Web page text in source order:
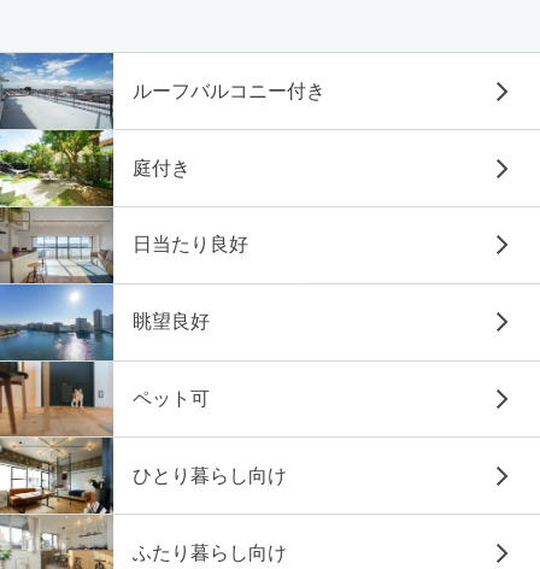
ルーフバルコニー付き
庭付き
日当たり良好
眺望良好
ペット可
ひとり暮らし向け
ふたり暮らし向け